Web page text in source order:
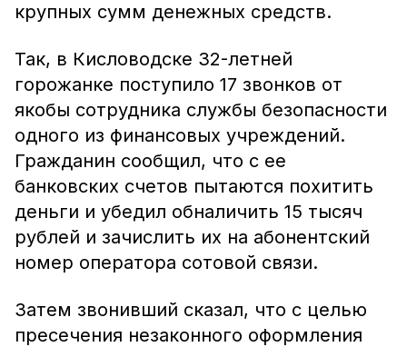
крупных сумм денежных средств.
Так, в Кисловодске 32-летней
горожанке поступило 17 звонков от
якобы сотрудника службы безопасности
одного из финансовых учреждений.
Гражданин сообщил, что с ее
банковских счетов пытаются похитить
деньги и убедил обналичить 15 тысяч
рублей и зачислить их на абонентский
номер оператора сотовой связи.
Затем звонивший сказал, что с целью
пресечения незаконного оформления